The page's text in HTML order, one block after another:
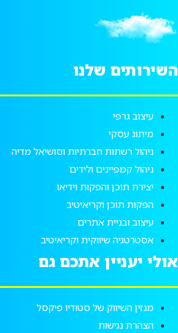
השירותים שלנו
עיצוב גרפי
מיתוג עסקי
ניהול רשתות חברתיות וסושיאל מדיה
ניהול קמפיינים ולידים
יצירת תוכן והפקות וידיאו
הפקות תוכן וקריאיטיב
עיצוב ובניית אתרים
אסטרטגיה שיווקית וקריאיטיב
אולי יעניין אתכם גם
מגזין השיווק של סטודיו פיקסל
הצהרת נגישות